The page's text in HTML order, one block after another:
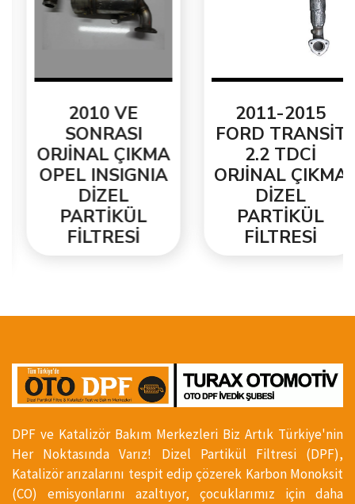
ASTRA H
OPEL ASTRA H Caravan
ASTRA H GTC
OPEL
ASTRA H Salon
OE karşılaştırma No:.
2010 VE
SONRASI
ORJİNAL ÇIKMA
OPEL INSIGNIA
DİZEL
PARTİKÜL
FİLTRESİ
2011-2015
FORD TRANSİT
2.2 TDCİ
ORJİNAL ÇIKMA
DİZEL
PARTİKÜL
FİLTRESİ
DPF ve Katalizör Bakım Merkezleri Biz Artık Türkiye'nin
Her Noktasında Varız! Dizel Partikül Filtresi (DPF),
Katalizör arızalarını tespit edip çözerek Karbon Monoksit
(CO) emisyonlarını azaltıyor, çocuklarımız için daha